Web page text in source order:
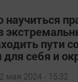
пути
для себя и
мая 2024 - 15:32